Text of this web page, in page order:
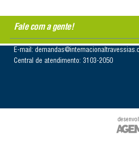
Fale com a gente!
E-mail:
Central de atendimento: 3103-2050